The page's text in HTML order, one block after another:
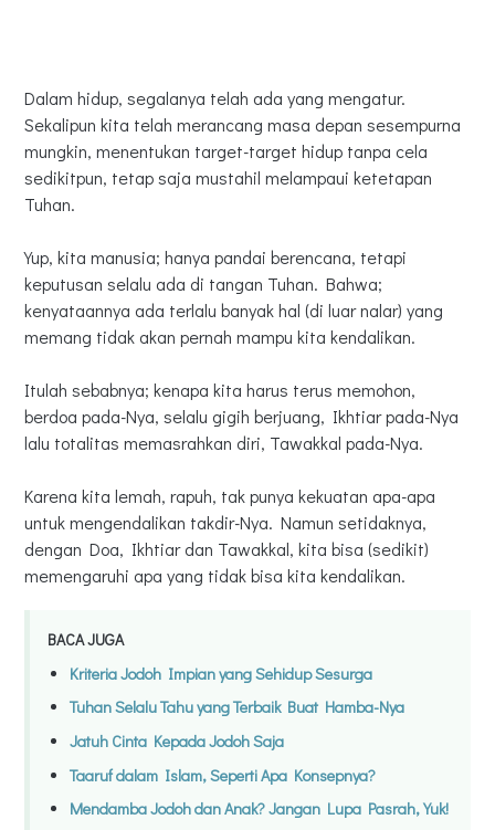
Dalam hidup, segalanya telah ada yang mengatur.
Sekalipun kita telah merancang masa depan sesempurna
mungkin, menentukan target-target hidup tanpa cela
sedikitpun, tetap saja mustahil melampaui ketetapan
Tuhan.
Yup, kita manusia; hanya pandai berencana, tetapi
keputusan selalu ada di tangan Tuhan. Bahwa;
kenyataannya ada terlalu banyak hal (di luar nalar) yang
memang tidak akan pernah mampu kita kendalikan.
Itulah sebabnya; kenapa kita harus terus memohon,
berdoa pada-Nya, selalu gigih berjuang, Ikhtiar pada-Nya
lalu totalitas memasrahkan diri, Tawakkal pada-Nya.
Karena kita lemah, rapuh, tak punya kekuatan apa-apa
untuk mengendalikan takdir-Nya. Namun setidaknya,
dengan Doa, Ikhtiar dan Tawakkal, kita bisa (sedikit)
memengaruhi apa yang tidak bisa kita kendalikan.
BACA JUGA
Kriteria Jodoh Impian yang Sehidup Sesurga
Tuhan Selalu Tahu yang Terbaik Buat Hamba-Nya
Jatuh Cinta Kepada Jodoh Saja
Taaruf dalam Islam, Seperti Apa Konsepnya?
Mendamba Jodoh dan Anak? Jangan Lupa Pasrah, Yuk!